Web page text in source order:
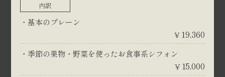
内訳
基本のプレーン
¥ 19,360
季節の果物・野菜を使ったお食事系シフォン
¥ 15,000